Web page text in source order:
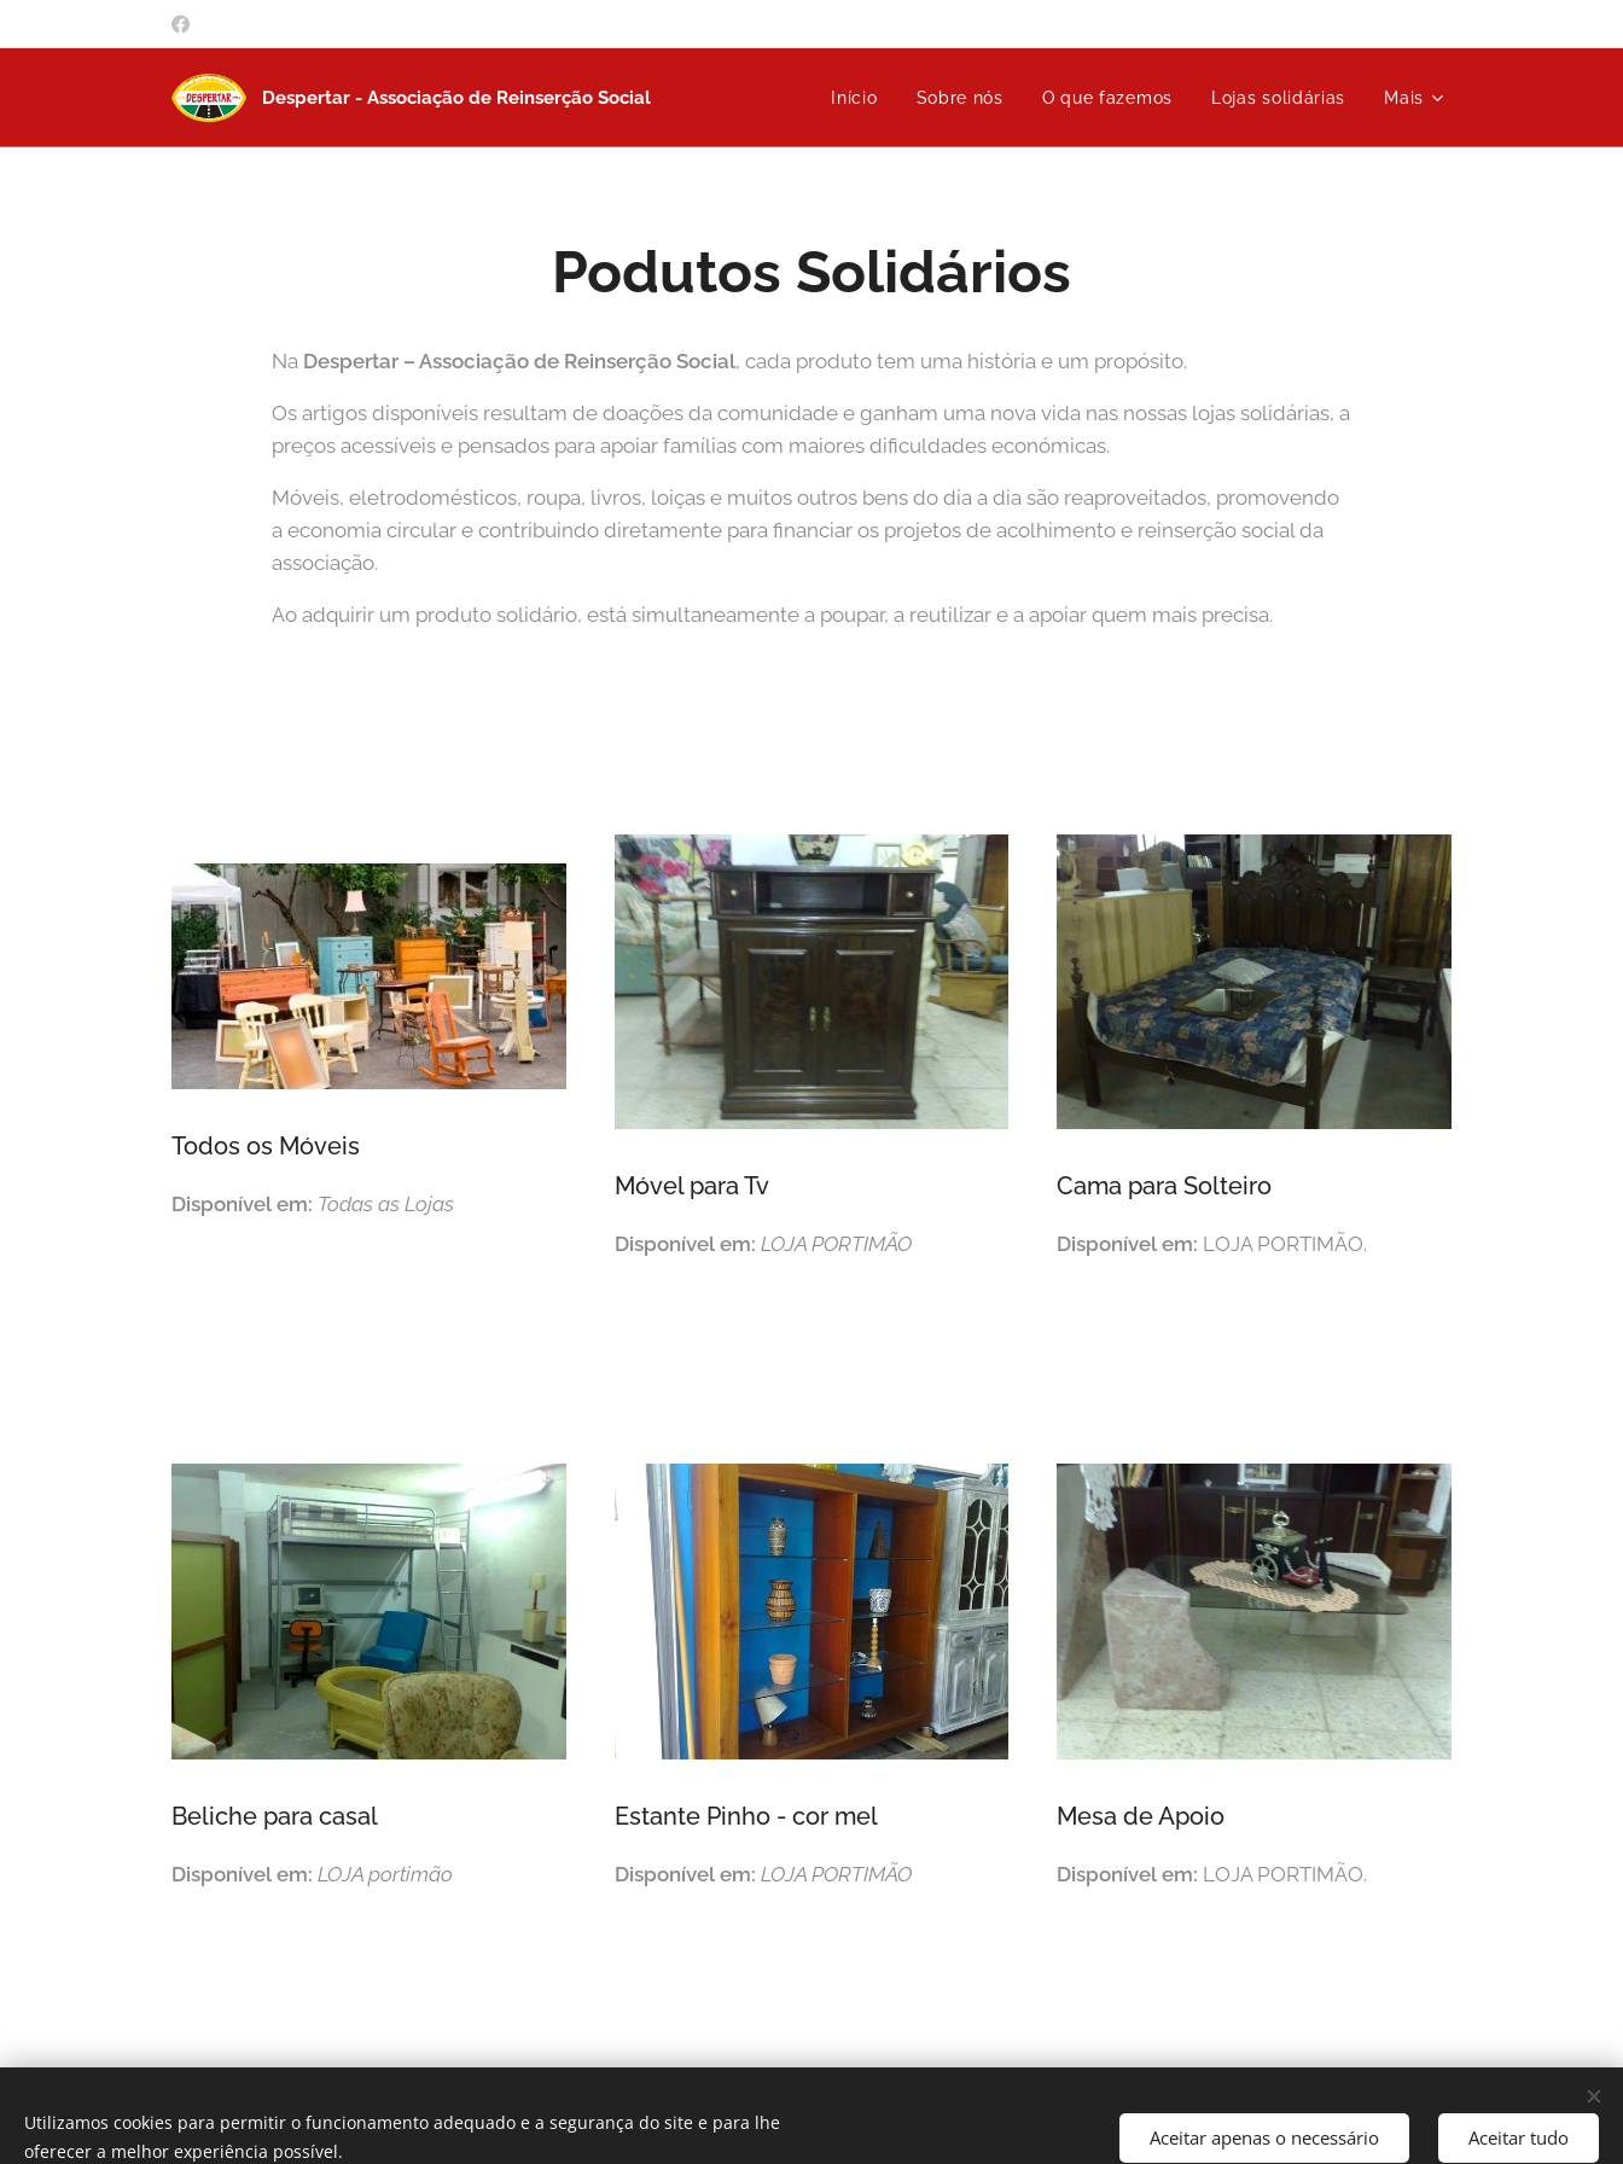
Despertar - Associação de Reinserção Social Início Sobre nós O que fazemos Lojas solidárias Mais
Podutos Solidários
Na Despertar – Associação de Reinserção Social, cada produto tem uma história e um propósito.
Os artigos disponíveis resultam de doações da comunidade e ganham uma nova vida nas nossas lojas solidárias, a
preços acessíveis e pensados para apoiar famílias com maiores dificuldades económicas.
Móveis, eletrodomésticos, roupa, livros, loiças e muitos outros bens do dia a dia são reaproveitados, promovendo
a economia circular e contribuindo diretamente para financiar os projetos de acolhimento e reinserção social da
associação.
Ao adquirir um produto solidário, está simultaneamente a poupar, a reutilizar e a apoiar quem mais precisa.
Todos os Móveis
Disponível em: Todas as Lojas
Móvel para Tv
Disponível em: LOJA PORTIMÃO
Cama para Solteiro
Disponível em: LOJA PORTIMÃO.
Beliche para casal
Disponível em: LOJA portimão
Estante Pinho - cor mel
Disponível em: LOJA PORTIMÃO
Mesa de Apoio
Disponível em: LOJA PORTIMÃO.
© 2025 Despertar |Privacidade e Condições
Utilizamos cookies para permitir o funcionamento adequado e a segurança do site e para lhe
oferecer a melhor experiência possível.
Aceitar apenas o necessário Aceitar tudo